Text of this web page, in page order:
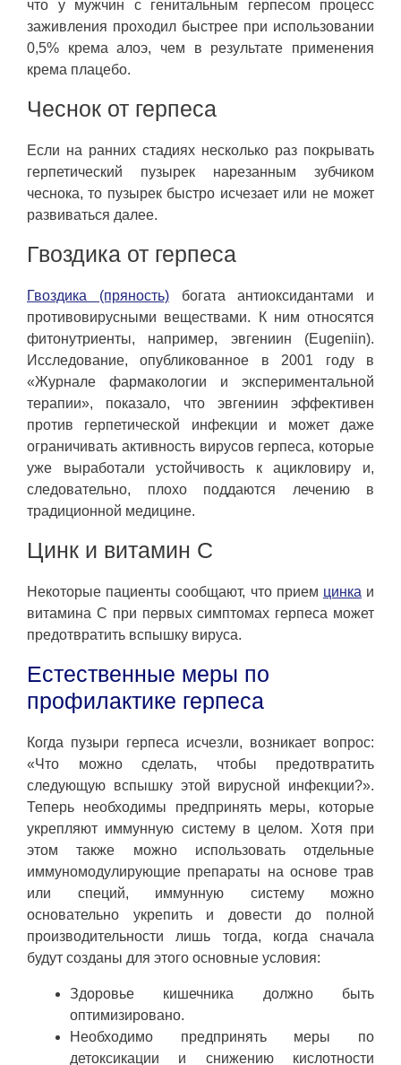
что у мужчин с генитальным герпесом процесс
заживления проходил быстрее при использовании
0,5% крема алоэ, чем в результате применения
крема плацебо.
Чеснок от герпеса
Если на ранних стадиях несколько раз покрывать
герпетический пузырек нарезанным зубчиком
чеснока, то пузырек быстро исчезает или не может
развиваться далее.
Гвоздика от герпеса
Гвоздика (пряность)богата антиоксидантами и
противовирусными веществами. К ним относятся
фитонутриенты, например, эвгениин (Eugeniin).
Исследование, опубликованное в 2001 году в
«Журнале фармакологии и экспериментальной
терапии», показало, что эвгениин эффективен
против герпетической инфекции и может даже
ограничивать активность вирусов герпеса, которые
уже выработали устойчивость к ацикловиру и,
следовательно, плохо поддаются лечению в
традиционной медицине.
Цинк и витамин С
Некоторые пациенты сообщают, что прием цинка и
витамина С при первых симптомах герпеса может
предотвратить вспышку вируса.
Естественные меры по
профилактике герпеса
Когда пузыри герпеса исчезли, возникает вопрос:
«Что можно сделать, чтобы предотвратить
следующую вспышку этой вирусной инфекции?».
Теперь необходимы предпринять меры, которые
укрепляют иммунную систему в целом. Хотя при
этом также можно использовать отдельные
иммуномодулирующие препараты на основе трав
или специй, иммунную систему можно
основательно укрепить и довести до полной
производительности лишь тогда, когда сначала
будут созданы для этого основные условия:
Здоровье кишечника должно быть
оптимизировано.
Необходимо предпринять меры по
детоксикации и снижению кислотности